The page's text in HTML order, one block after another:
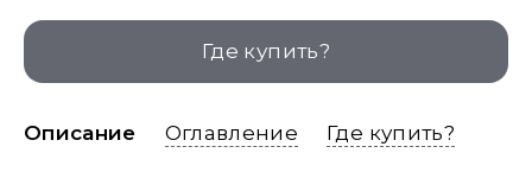
Где купить?
Описание Оглавление Где купить?